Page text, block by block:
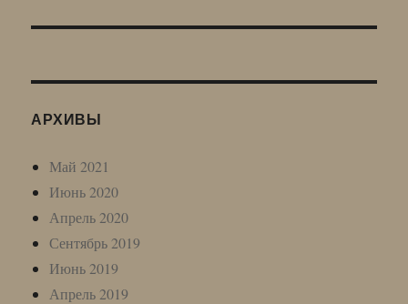
АРХИВЫ
Май 2021
Июнь 2020
Апрель 2020
Сентябрь 2019
Июнь 2019
Апрель 2019